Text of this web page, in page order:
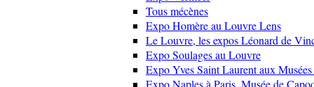
Tous mécènes
Expo Homère au Louvre Lens
Le Louvre, les expos Léonard de
Expo Soulages au Louvre
Expo Yves Saint Laurent aux